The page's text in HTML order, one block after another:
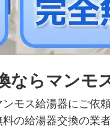
ならマンモ
モス給湯器にご依
の給湯器交換の業